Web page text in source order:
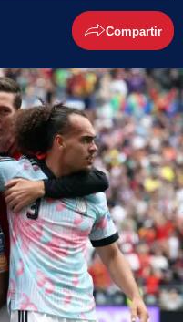
Compartir